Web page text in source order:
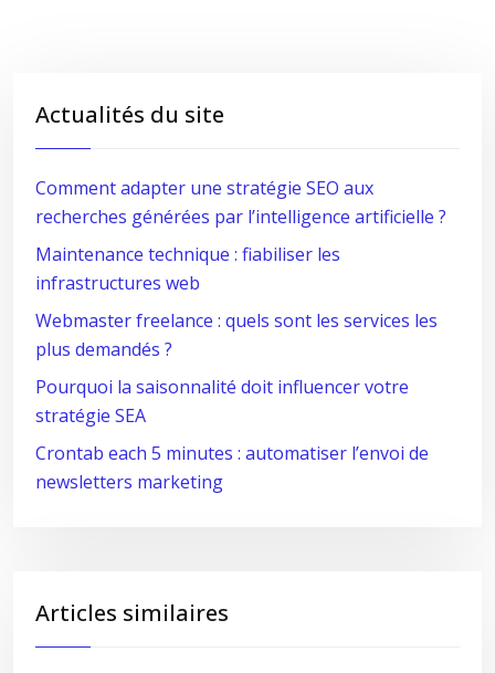
Actualités du site
Comment adapter une stratégie SEO aux
recherches générées par l’intelligence artificielle ?
Maintenance technique : fiabiliser les
infrastructures web
Webmaster freelance : quels sont les services les
plus demandés ?
Pourquoi la saisonnalité doit influencer votre
stratégie SEA
Crontab each 5 minutes : automatiser l’envoi de
newsletters marketing
Articles similaires